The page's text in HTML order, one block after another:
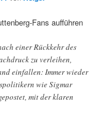
Fans aufführen
einer Rückkehr des
zu verleihen,
einfallen: Immer wieder
wie Sigmar
mit der klaren